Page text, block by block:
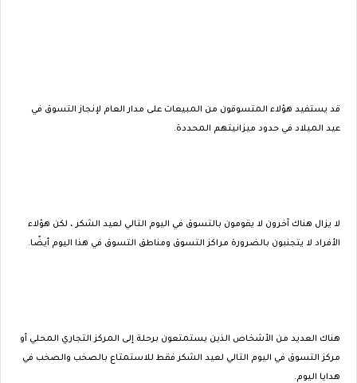
قد يستفيد هؤلاء المتسوقون من المبيعات على مدار العام لإنجاز التسوق في
عيد الميلاد في حدود ميزانيتهم ​​المحددة.
لا يزال هناك آخرون لا يقومون بالتسوق في اليوم التالي لعيد الشكر ، لكن هؤلاء
الأفراد لا يتجنبون بالضرورة مراكز التسوق ومناطق التسوق في هذا اليوم أيضًا.
هناك العديد من الأشخاص الذين يستمتعون برحلة إلى المركز التجاري المحلي أو
مركز التسوق في اليوم التالي لعيد الشكر فقط للاستمتاع بالصخب والصخب في
هدايا اليوم.